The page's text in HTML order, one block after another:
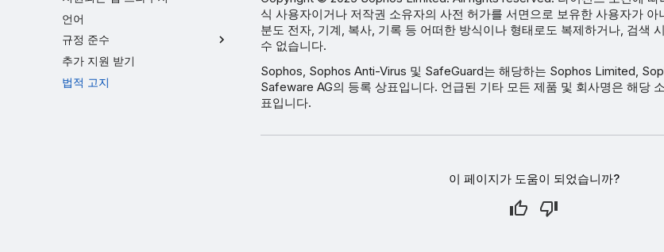
언어
규정 준수
추가 지원 받기
법적 고지
식 사용자이거나 저작권 소유자의 사전 허가를 서면으로 보유한 사용자가 아
분도 전자, 기계, 복사, 기록 등 어떠한 방식이나 형태로도 복제하거나, 검색
수 없습니다.
Sophos, Sophos Anti-Virus 및 SafeGuard는 해당하는 Sophos Limited,
Safeware AG의 등록 상표입니다. 언급된 기타 모든 제품 및 회사명은 해당
표입니다.
이 페이지가 도움이 되었습니까?